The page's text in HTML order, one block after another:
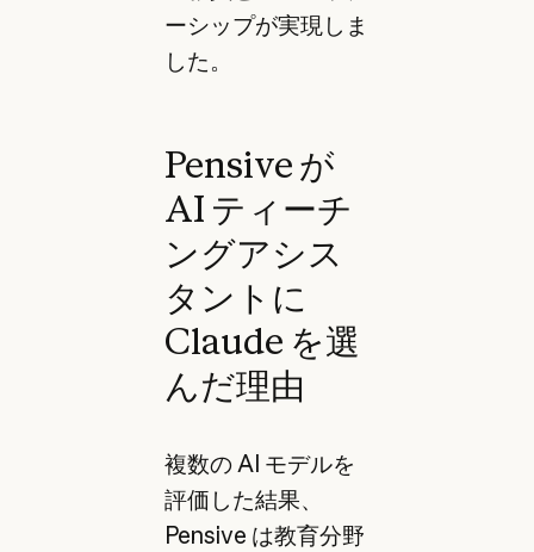
ーシップが実現しま
した。
Pensive が
AI ティーチ
ングアシス
タントに
Claude を選
んだ理由
複数の AI モデルを
評価した結果、
Pensive は教育分野